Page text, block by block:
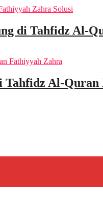
di Tahfidz Al-
Tahfidz Al-